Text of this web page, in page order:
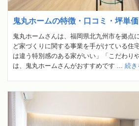
鬼丸ホームの特徴・口コミ・坪単価
鬼丸ホームさんは、福岡県北九州市を拠点
ど家づくりに関する事業を手がけている住
は違う特別感のある家がいい」「こだわり
は、鬼丸ホームさんがおすすめです ... 続き